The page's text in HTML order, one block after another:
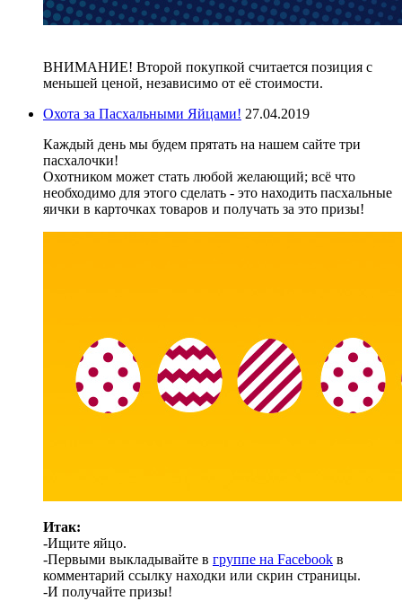
ВНИМАНИЕ! Второй покупкой считается позиция с
меньшей ценой, независимо от её стоимости.
Охота за Пасхальными Яйцами! 27.04.2019
Каждый день мы будем прятать на нашем сайте три
пасхалочки!
Охотником может стать любой желающий; всё что
необходимо для этого сделать - это находить пасхальные
яички в карточках товаров и получать за это призы!
Итак:
-Ищите яйцо.
-Первыми выкладывайте в группе на Facebook в
комментарий ссылку находки или скрин страницы.
-И получайте призы!